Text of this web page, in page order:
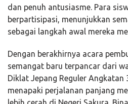
dan penuh antusiasme. Para
berpartisipasi, menunjukkan
sebagai langkah awal mereka
Dengan berakhirnya acara
semangat baru terpancar dari
Diklat Jepang Reguler Angkatan
menapaki perjalanan panjang